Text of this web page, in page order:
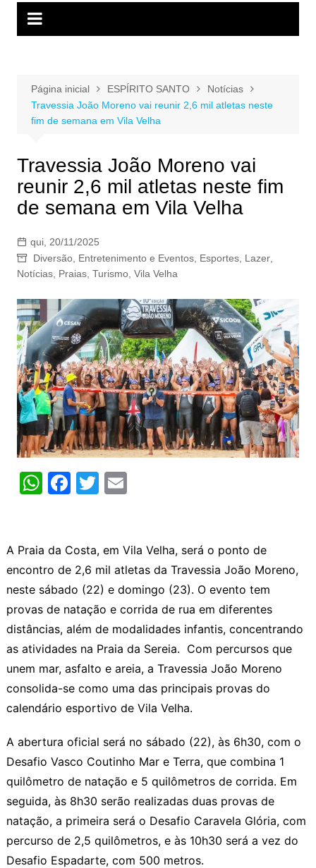
Página inicial ESPÍRITO SANTO
Notícias
​Travessia João Moreno vai reunir 2,6 mil atletas neste
fim de semana em Vila Velha
​Travessia João Moreno vai
reunir 2,6 mil atletas neste fim
de semana em Vila Velha
qui, 20/11/2025
Diversão, Entretenimento e Eventos, Esportes, Lazer,
Notícias, Praias, Turismo, Vila Velha
W
s
A
p
p
F
e
b
o
o
k
T
er
E
l
A Praia da Costa, em Vila Velha, será o ponto de
encontro de 2,6 mil atletas da Travessia João Moreno,
neste sábado (22) e domingo (23). O evento tem
provas de natação e corrida de rua em diferentes
distâncias, além de modalidades infantis, concentrando
as atividades na Praia da Sereia. Com percursos que
unem mar, asfalto e areia, a Travessia João Moreno
consolida-se como uma das principais provas do
calendário esportivo de Vila Velha.
A abertura oficial será no sábado (22), às 6h30, com o
Desafio Vasco Coutinho Mar e Terra, que combina 1
quilômetro de natação e 5 quilômetros de corrida. Em
seguida, às 8h30 serão realizadas duas provas de
natação, a primeira será o Desafio Caravela Glória, com
percurso de 2,5 quilômetros, e às 10h30 será a vez do
Desafio Espadarte, com 500 metros.